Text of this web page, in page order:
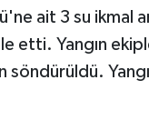
ait 3 su ikmal
etti. Yangın
söndürüldü.